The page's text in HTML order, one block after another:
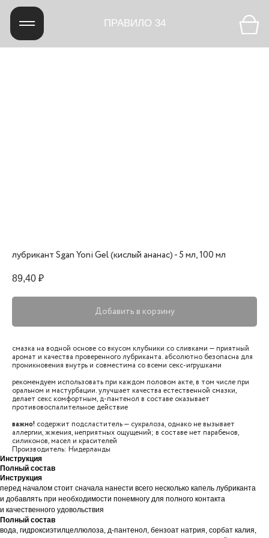
лубрикант Sgan Yoni Gel (кислый ананас) - 5 мл, 100 мл
89,40 ₽
Добавить в корзину
смазка на водной основе со вкусом клубники со сливками — приятный
аромат и качества проверенного лубриканта. абсолютно безопасна для
проникновения внутрь и совместима со всеми секс-игрушками
рекомендуем использовать при каждом половом акте, в том числе при
оральном и мастурбации. улучшает качества естественной смазки,
делает секс комфортным, д-пантенол в составе оказывает
противовоспалительное действие
важно! содержит подсластитель — сукралоза, однако не вызывает
аллергии, жжения, неприятных ощущений; в составе нет парабенов,
силиконов, масел и красителей
Производитель: Нидерланды
Инструкция
Полный состав
Инструкция
перед началом стоит сначала нанести всего несколько капель лубриканта
и добавлять при необходимости понемногу для полного контакта
и качественного удовольствия
Полный состав
вода, гидроксиэтилцеллюлоза, д-пантенол, бензоат натрия, сорбат калия,
Мы только-только запустились, поэтому не сможем
без обратной связи: пишите нам в тг или на почту
предложения, критику и идеи для магазина — мы всё
читаем и прислушиваемся. Вполне возможно, что
добавим какие-то товары, которые попросят наши
покупатели.